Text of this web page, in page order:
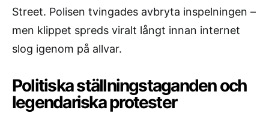
Street. Polisen tvingades avbryta inspelningen –
men klippet spreds viralt långt innan internet
slog igenom på allvar.
Politiska ställningstaganden och
legendariska protester